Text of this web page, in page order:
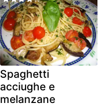
Spaghetti
acciughe e
melanzane